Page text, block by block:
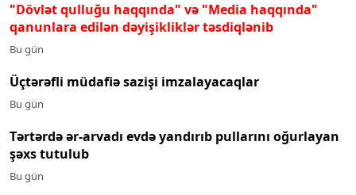
"Dövlət qulluğu haqqında" və "Media haqqında"
qanunlara edilən dəyişikliklər təsdiqlənib
Bu gün
Üçtərəfli müdafiə sazişi imzalayacaqlar
Bu gün
Tərtərdə ər-arvadı evdə yandırıb pullarını oğurlayan
şəxs tutulub
Bu gün